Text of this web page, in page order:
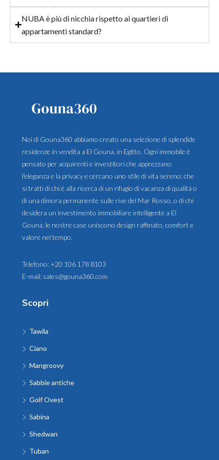
NUBA è più di nicchia rispetto ai quartieri di
appartamenti standard?
Noi di Gouna360 abbiamo creato una selezione di splendide
residenze in vendita a El Gouna, in Egitto. Ogni immobile è
pensato per acquirenti e investitori che apprezzano
l'eleganza e la privacy e cercano uno stile di vita sereno: che
si tratti di chi è alla ricerca di un rifugio di vacanza di qualità o
di una dimora permanente sulle rive del Mar Rosso, o di chi
desidera un investimento immobiliare intelligente a El
Gouna, le nostre case uniscono design raffinato, comfort e
valore nel tempo.
Telefono: +20 106 178 8103
E-mail: sales@gouna360.com
Scopri
Tawila
Ciano
Mangroovy
Sabbie antiche
Golf Ovest
Sabina
Shedwan
Tuban